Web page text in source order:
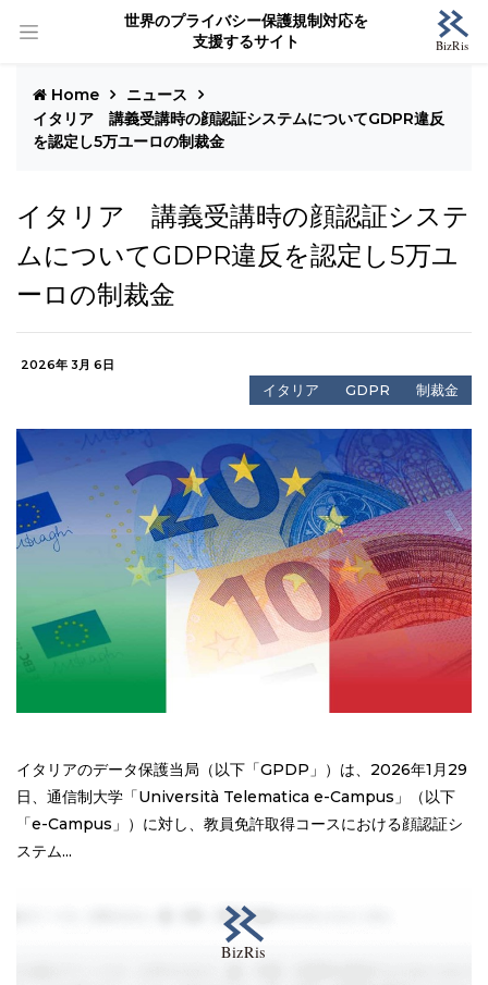
世界のプライバシー保護規制対応を
支援するサイト
Home
ニュース
イタリア 講義受講時の顔認証システムについてGDPR違反
を認定し5万ユーロの制裁金
イタリア 講義受講時の顔認証システ
ムについてGDPR違反を認定し5万ユ
ーロの制裁金
2026年 3月 6日
イタリア GDPR 制裁金
イタリアのデータ保護当局（以下「GPDP」）は、2026年1月29
日、通信制大学「Università Telematica e-Campus」（以下
「e-Campus」）に対し、教員免許取得コースにおける顔認証シ
ステム...